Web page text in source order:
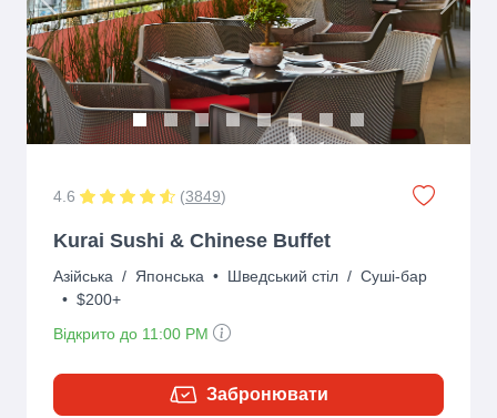
Previous Next
4.6 (3849)
Kurai Sushi & Chinese Buffet
Азійська / Японська • Шведський стіл / Суші-бар
• $200+
Відкрито до 11:00 PM
Забронювати